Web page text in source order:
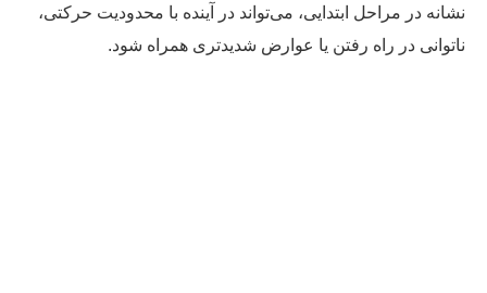
در مراحل ابتدایی، می‌تواند در آینده با محدودیت حرکتی،
در راه رفتن یا عوارض شدیدتری همراه شود.